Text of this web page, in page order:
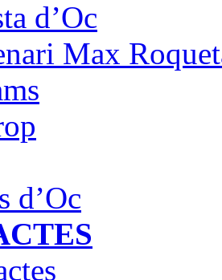
d’Oc
Max
d’Oc